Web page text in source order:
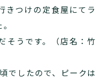
きつけの定食屋にてラ
そうです。（店名：竹
でしたので、ピークは